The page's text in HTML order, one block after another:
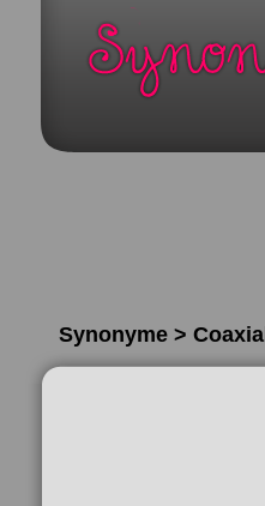
Synonyme > Coaxial